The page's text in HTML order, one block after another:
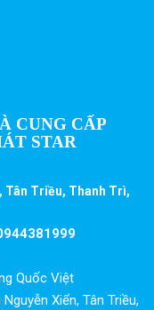
CUNG CẤP
STAR
Tân Triều, Thanh Trì,
Quốc Việt
Xiển, Tân Triều,